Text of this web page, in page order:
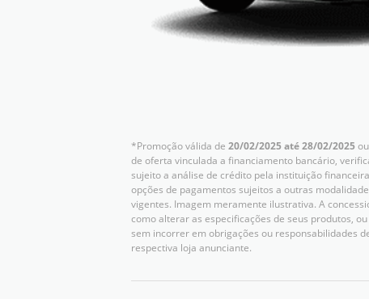
*Promoção válida de 20/02/2025 até 28/02/2025
de oferta vinculada a financiamento bancário,
sujeito a análise de crédito pela instituição
opções de pagamentos sujeitos a outras
vigentes. Imagem meramente ilustrativa. A
como alterar as especificações de seus produtos,
sem incorrer em obrigações ou responsabilidades
respectiva loja anunciante.